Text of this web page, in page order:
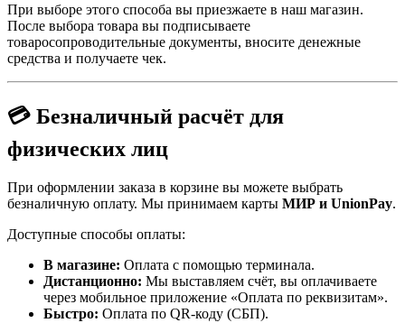
При выборе этого способа вы приезжаете в наш магазин.
После выбора товара вы подписываете
товаросопроводительные документы, вносите денежные
средства и получаете чек.
💳 Безналичный расчёт для
физических лиц
При оформлении заказа в корзине вы можете выбрать
безналичную оплату. Мы принимаем карты МИР и UnionPay.
Доступные способы оплаты:
В магазине: Оплата с помощью терминала.
Дистанционно: Мы выставляем счёт, вы оплачиваете
через мобильное приложение «Оплата по реквизитам».
Быстро: Оплата по QR-коду (СБП).